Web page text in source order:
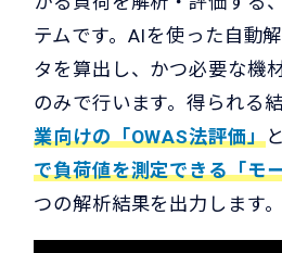
テムです。AIを使った自動
タを算出し、かつ必要な機
のみで行います。得られる
業向けの「OWAS法評価」
で負荷値を測定できる「モ
つの解析結果を出力します。